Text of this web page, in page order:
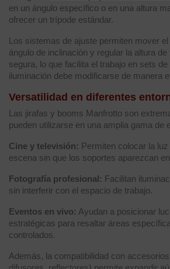
en un ángulo específico o en una altura
ofrecer un trípode estándar.
Los sistemas de ajuste permiten mover
ángulo de inclinación y regular la altura
segura, lo que facilita el trabajo en sets
iluminación debe modificarse de manera
Versatilidad en diferentes
Las jirafas y booms Manfrotto son
pueden utilizarse en una amplia gama de
Cine y televisión: Permiten colocar la
escena sin que los soportes aparezcan
Fotografía profesional: Facilitan
sin interferir con el espacio de trabajo.
Eventos en vivo: Ayudan a posicionar
estratégicas para resaltar áreas
controlados.
Además, la compatibilidad con